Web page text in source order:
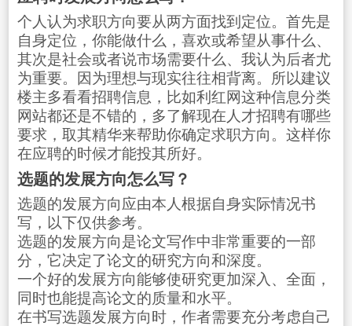
个人认为求职方向要从两方面找到定位。首先是
自身定位，你能做什么，喜欢或希望从事什么、
其次是社会或者说市场需要什么、我认为后者尤
为重要。因为理想与现实往往相背离。所以建议
楼主多看看招聘信息，比如利红网这种信息分类
网站都还是不错的，多了解现在人才招聘有哪些
要求，取其精华来帮助你确定求职方向。这样你
在应聘的时候才能投其所好。
选题的发展方向怎么写？
选题的发展方向应由本人根据自身实际情况书
写，以下仅供参考。
选题的发展方向是论文写作中非常重要的一部
分，它决定了论文的研究方向和深度。
一个好的发展方向能够使研究更加深入、全面，
同时也能提高论文的质量和水平。
在书写选题发展方向时，作者需要充分考虑自己